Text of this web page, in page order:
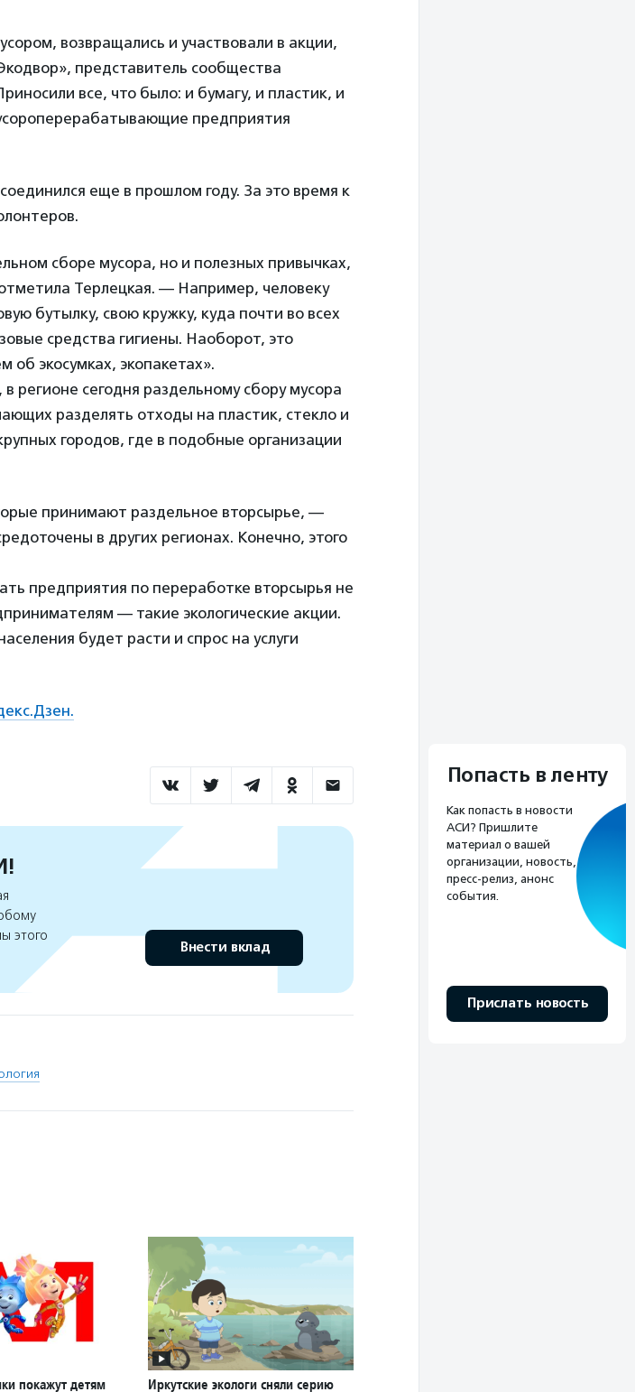
возвращались и участвовали в акции,
представитель сообщества
все, что было: и бумагу, и пластик, и
предприятия
еще в прошлом году. За это время к
сборе мусора, но и полезных привычках,
Терлецкая. — Например, человеку
бутылку, свою кружку, куда почти во всех
средства гигиены. Наоборот, это
об экосумках, экопакетах».
регионе сегодня раздельному сбору мусора
разделять отходы на пластик, стекло и
городов, где в подобные организации
принимают раздельное вторсырье, —
в других регионах. Конечно, этого
предприятия по переработке вторсырья не
— такие экологические акции.
будет расти и спрос на услуги
этого
Внести вклад
покажут детям
Иркутские экологи сняли серию
Попасть в ленту
Как попасть в новости
АСИ? Пришлите
материал о вашей
организации, новость,
пресс-релиз, анонс
события.
Прислать новость